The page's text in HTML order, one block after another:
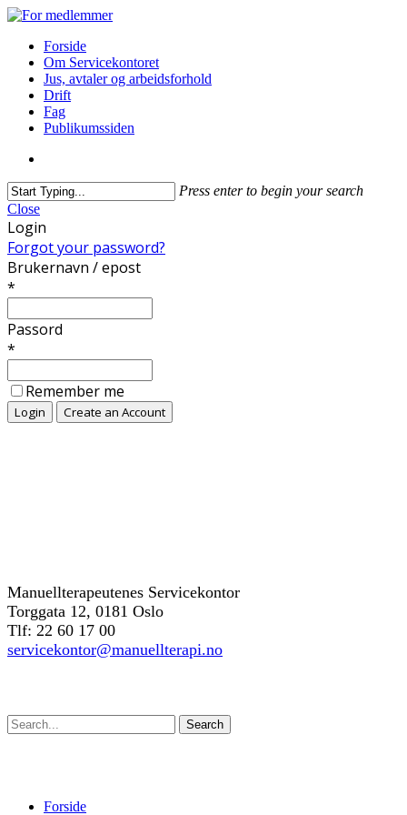
Forside
Om Servicekontoret
Jus, avtaler og arbeidsforhold
Drift
Fag
Publikumssiden
Press enter to begin your search
Close
Login
Forgot your password?
Brukernavn / epost
*
Passord
*
Remember me
Manuellterapeutenes Servicekontor
Torggata 12, 0181 Oslo
Tlf: 22 60 17 00
servicekontor@manuellterapi.no
Search
Forside